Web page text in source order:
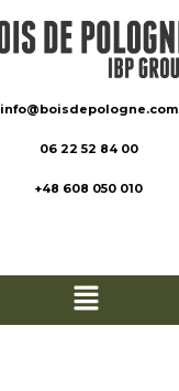
info@boisdepologne.com
06 22 52 84 00
+48 608 050 010